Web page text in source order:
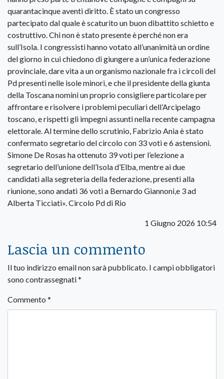
quarantacinque aventi diritto. È stato un congresso
partecipato dal quale è scaturito un buon dibattito schietto e
costruttivo. Chi non è stato presente è perché non era
sull’Isola. I congressisti hanno votato all’unanimità un ordine
del giorno in cui chiedono di giungere a un’unica federazione
provinciale, dare vita a un organismo nazionale fra i circoli del
Pd presenti nelle isole minori, e che il presidente della giunta
della Toscana nomini un proprio consigliere particolare per
affrontare e risolvere i problemi peculiari dell’Arcipelago
toscano, e rispetti gli impegni assunti nella recente campagna
elettorale. Al termine dello scrutinio, Fabrizio Ania è stato
confermato segretario del circolo con 33 voti e 6 astensioni.
Simone De Rosas ha ottenuto 39 voti per l’elezione a
segretario dell’unione dell’Isola d’Elba, mentre ai due
candidati alla segreteria della federazione, presenti alla
riunione, sono andati 36 voti a Bernardo Giannoni,e 3 ad
Alberta Ticciati». Circolo Pd di Rio
1 Giugno 2026 10:54
Lascia un commento
Il tuo indirizzo email non sarà pubblicato. I campi obbligatori
sono contrassegnati*
Commento *